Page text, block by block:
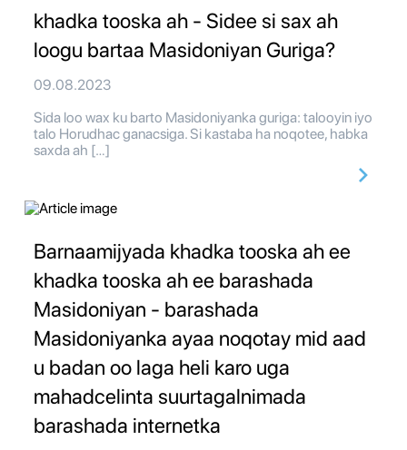
khadka tooska ah - Sidee si sax ah
loogu bartaa Masidoniyan Guriga?
09.08.2023
Sida loo wax ku barto Masidoniyanka guriga: talooyin iyo
talo Horudhac ganacsiga. Si kastaba ha noqotee, habka
saxda ah […]
Barnaamijyada khadka tooska ah ee
khadka tooska ah ee barashada
Masidoniyan - barashada
Masidoniyanka ayaa noqotay mid aad
u badan oo laga heli karo uga
mahadcelinta suurtagalnimada
barashada internetka